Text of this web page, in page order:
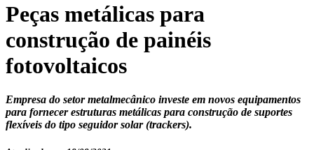
Peças metálicas para
construção de painéis
fotovoltaicos
Empresa do setor metalmecânico investe em novos equipamentos
para fornecer estruturas metálicas para construção de suportes
flexíveis do tipo seguidor solar (trackers).